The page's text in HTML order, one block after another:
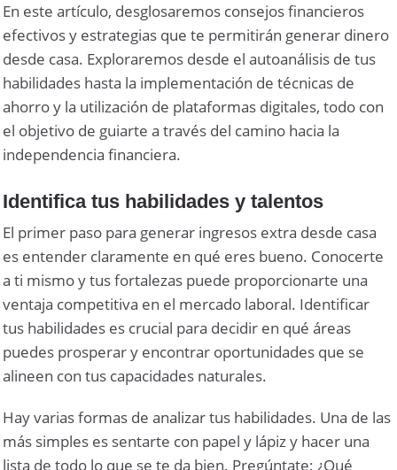
En este artículo, desglosaremos consejos financieros
efectivos y estrategias que te permitirán generar dinero
desde casa. Exploraremos desde el autoanálisis de tus
habilidades hasta la implementación de técnicas de
ahorro y la utilización de plataformas digitales, todo con
el objetivo de guiarte a través del camino hacia la
independencia financiera.
Identifica tus habilidades y talentos
El primer paso para generar ingresos extra desde casa
es entender claramente en qué eres bueno. Conocerte
a ti mismo y tus fortalezas puede proporcionarte una
ventaja competitiva en el mercado laboral. Identificar
tus habilidades es crucial para decidir en qué áreas
puedes prosperar y encontrar oportunidades que se
alineen con tus capacidades naturales.
Hay varias formas de analizar tus habilidades. Una de las
más simples es sentarte con papel y lápiz y hacer una
lista de todo lo que se te da bien. Pregúntate: ¿Qué